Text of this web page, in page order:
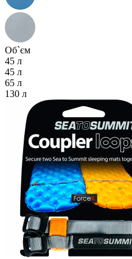
Об`єм
45 л
45 л
65 л
130 л